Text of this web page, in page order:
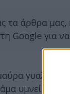
τα άρθρα μας,
Google για
γυαλιά
υμνεί ξανά